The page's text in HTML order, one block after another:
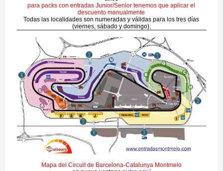
para packs con entradas Junior/Senior tenemos que aplicar el
descuento manualmente
Todas las localidades son numeradas y válidas para los tres días
(viernes, sábado y domingo).
Mapa del Circuit de Barcelona-Catalunya Montmelo